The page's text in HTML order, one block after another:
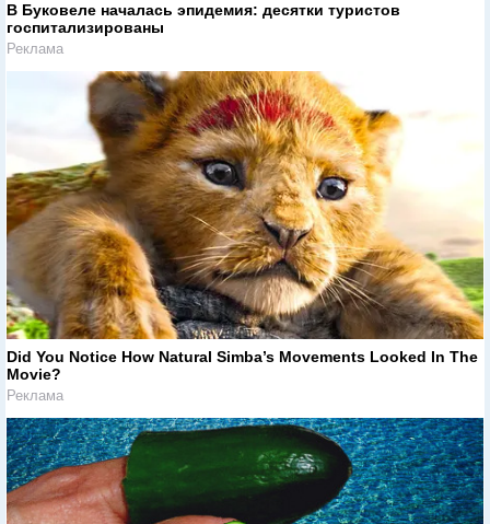
В Буковеле началась эпидемия: десятки туристов
госпитализированы
Реклама
Did You Notice How Natural Simba’s Movements Looked In The
Movie?
Реклама